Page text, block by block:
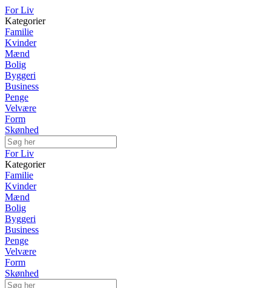
For Liv
Kategorier
Familie
Kvinder
Mænd
Bolig
Byggeri
Business
Penge
Velvære
Form
Skønhed
For Liv
Kategorier
Familie
Kvinder
Mænd
Bolig
Byggeri
Business
Penge
Velvære
Form
Skønhed